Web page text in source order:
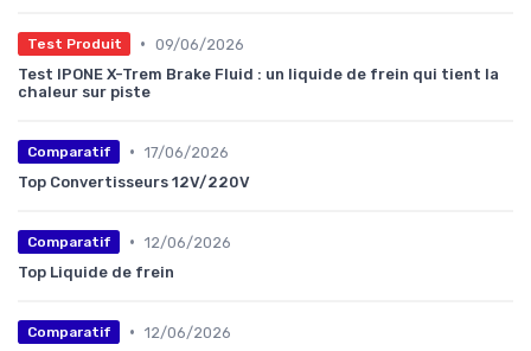
Test Produit • 09/06/2026
Test IPONE X-Trem Brake Fluid : un liquide de frein qui tient la
chaleur sur piste
Comparatif • 17/06/2026
Top Convertisseurs 12V/220V
Comparatif • 12/06/2026
Top Liquide de frein
Comparatif • 12/06/2026